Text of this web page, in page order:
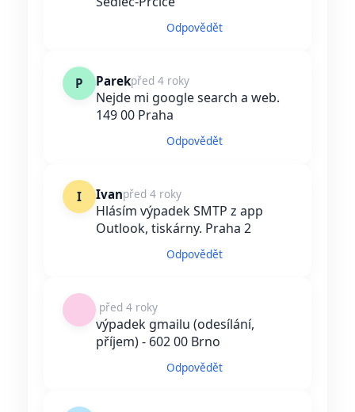
Odpovědět
P Parekpřed 4 roky
Nejde mi google search a web.
149 00 Praha
Odpovědět
I Ivanpřed 4 roky
Hlásím výpadek SMTP z app
Outlook, tiskárny. Praha 2
Odpovědět
před 4 roky
výpadek gmailu (odesílání,
příjem) - 602 00 Brno
Odpovědět